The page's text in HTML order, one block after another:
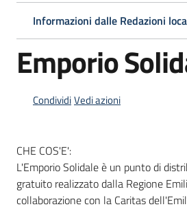
Servizi
Centri
Informazioni
locali
Informazioni dalle Redazioni
Emporio
CondividiVedi azioni
CHE COS'E':
L'Emporio Solidale è un punto di
gratuito realizzato dalla Regione
collaborazione con la Caritas